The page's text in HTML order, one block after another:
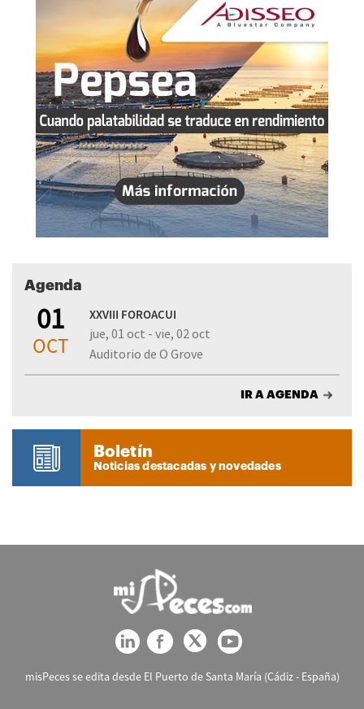
Agenda
01
OCT
XXVIII FOROACUI
jue, 01 oct - vie, 02 oct
Auditorio de O Grove
IR A AGENDA
Boletín
Noticias destacadas y novedades
misPeces se edita desde El Puerto de Santa María (Cádiz - España)